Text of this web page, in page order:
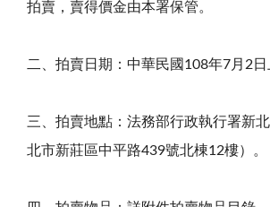
拍賣，賣得價金由本署保管。
二、拍賣日期：中華民國108年7月2日
三、拍賣地點：法務部行政執行署新
北市新莊區中平路439號北棟12樓）。